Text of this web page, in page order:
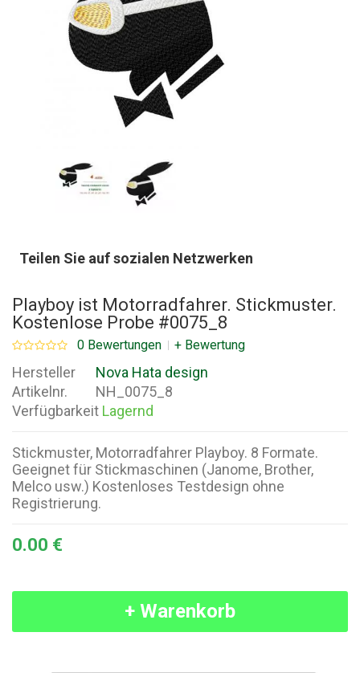
Teilen Sie auf sozialen Netzwerken
Playboy ist Motorradfahrer. Stickmuster.
Kostenlose Probe #0075_8
0 Bewertungen + Bewertung
Hersteller
Nova Hata design
Artikelnr.
NH_0075_8
Verfügbarkeit Lagernd
Stickmuster, Motorradfahrer Playboy. 8 Formate.
Geeignet für Stickmaschinen (Janome, Brother,
Melco usw.) Kostenloses Testdesign ohne
Registrierung.
0.00 €
+ Warenkorb